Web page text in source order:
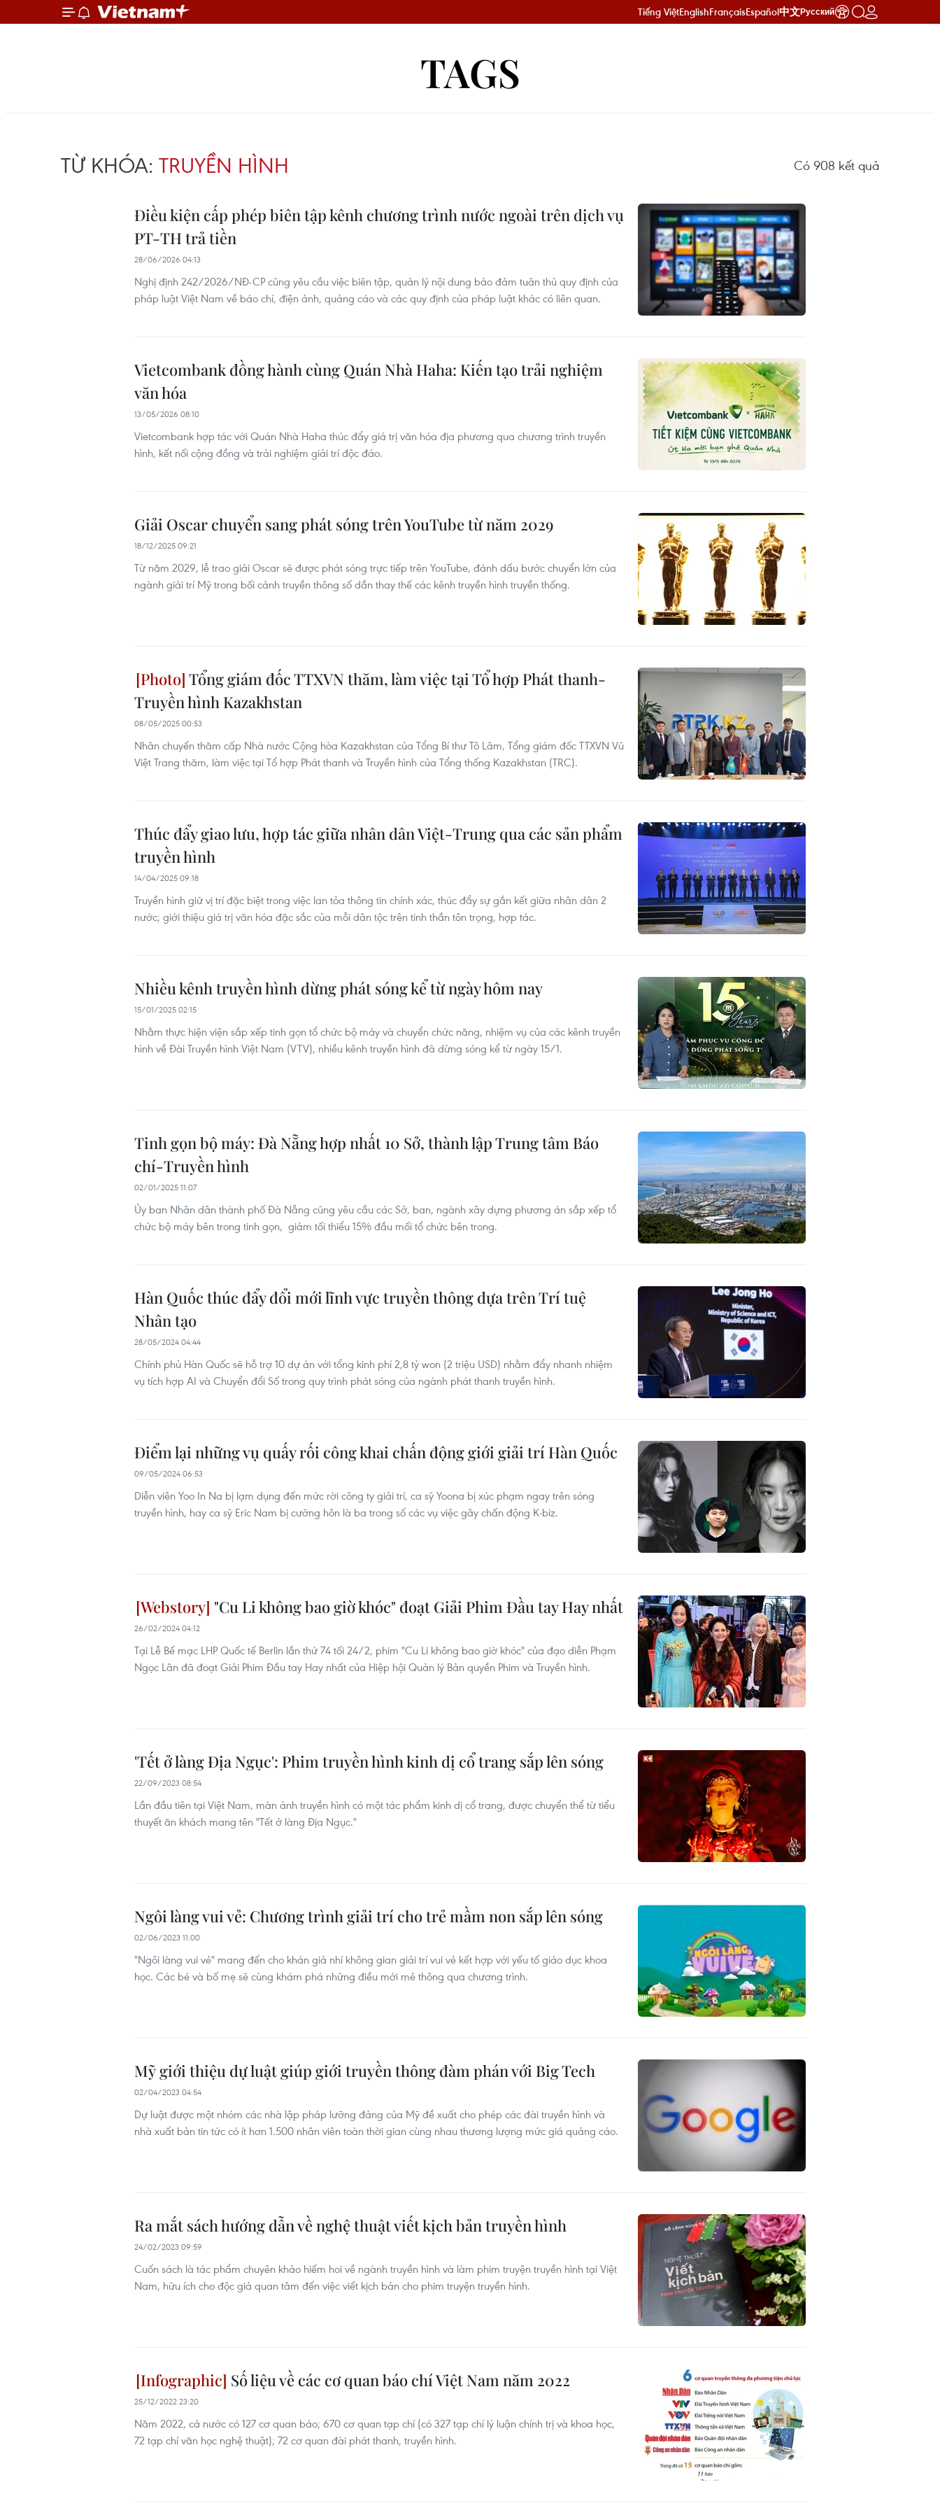
Tiếng ViệtEnglishFrançaisEspañol中文Русский
TAGS
TỪ KHÓA: TRUYỀN HÌNH Có 908 kết quả
Điều kiện cấp phép biên tập kênh chương trình nước ngoài trên dịch vụ
PT-TH trả tiền
28/06/2026 04:13
Nghị định 242/2026/NĐ-CP cũng yêu cầu việc biên tập, quản lý nội dung bảo đảm tuân thủ quy định của
pháp luật Việt Nam về báo chí, điện ảnh, quảng cáo và các quy định của pháp luật khác có liên quan.
Vietcombank đồng hành cùng Quán Nhà Haha: Kiến tạo trải nghiệm
văn hóa
13/05/2026 08:10
Vietcombank hợp tác với Quán Nhà Haha thúc đẩy giá trị văn hóa địa phương qua chương trình truyền
hình, kết nối cộng đồng và trải nghiệm giải trí độc đáo.
Giải Oscar chuyển sang phát sóng trên YouTube từ năm 2029
18/12/2025 09:21
Từ năm 2029, lễ trao giải Oscar sẽ được phát sóng trực tiếp trên YouTube, đánh dấu bước chuyển lớn của
ngành giải trí Mỹ trong bối cảnh truyền thông số dần thay thế các kênh truyền hình truyền thống.
Tổng giám đốc TTXVN thăm, làm việc tại Tổ hợp Phát thanh-
Truyền hình Kazakhstan
08/05/2025 00:53
Nhân chuyến thăm cấp Nhà nước Cộng hòa Kazakhstan của Tổng Bí thư Tô Lâm, Tổng giám đốc TTXVN Vũ
Việt Trang thăm, làm việc tại Tổ hợp Phát thanh và Truyền hình của Tổng thống Kazakhstan (TRC).
Thúc đẩy giao lưu, hợp tác giữa nhân dân Việt-Trung qua các sản phẩm
truyền hình
14/04/2025 09:18
Truyền hình giữ vị trí đặc biệt trong việc lan tỏa thông tin chính xác, thúc đẩy sự gắn kết giữa nhân dân 2
nước; giới thiệu giá trị văn hóa đặc sắc của mỗi dân tộc trên tinh thần tôn trọng, hợp tác.
Nhiều kênh truyền hình dừng phát sóng kể từ ngày hôm nay
15/01/2025 02:15
Nhằm thực hiện viện sắp xếp tinh gọn tổ chức bộ máy và chuyển chức năng, nhiệm vụ của các kênh truyền
hình về Đài Truyền hình Việt Nam (VTV), nhiều kênh truyền hình đã dừng sóng kể từ ngày 15/1.
Tinh gọn bộ máy: Đà Nẵng hợp nhất 10 Sở, thành lập Trung tâm Báo
chí-Truyền hình
02/01/2025 11:07
Ủy ban Nhân dân thành phố Đà Nẵng cũng yêu cầu các Sở, ban, ngành xây dựng phương án sắp xếp tổ
chức bộ máy bên trong tinh gọn, giảm tối thiểu 15% đầu mối tổ chức bên trong.
Hàn Quốc thúc đẩy đổi mới lĩnh vực truyền thông dựa trên Trí tuệ
Nhân tạo
28/05/2024 04:44
Chính phủ Hàn Quốc sẽ hỗ trợ 10 dự án với tổng kinh phí 2,8 tỷ won (2 triệu USD) nhằm đẩy nhanh nhiệm
vụ tích hợp AI và Chuyển đổi Số trong quy trình phát sóng của ngành phát thanh truyền hình.
Điểm lại những vụ quấy rối công khai chấn động giới giải trí Hàn Quốc
09/05/2024 06:53
Diễn viên Yoo In Na bị lạm dụng đến mức rời công ty giải trí, ca sỹ Yoona bị xúc phạm ngay trên sóng
truyền hình, hay ca sỹ Eric Nam bị cưỡng hôn là ba trong số các vụ việc gây chấn động K-biz.
"Cu Li không bao giờ khóc" đoạt Giải Phim Đầu tay Hay nhất
26/02/2024 04:12
Tại Lễ Bế mạc LHP Quốc tế Berlin lần thứ 74 tối 24/2, phim "Cu Li không bao giờ khóc" của đạo diễn Phạm
Ngọc Lân đã đoạt Giải Phim Đầu tay Hay nhất của Hiệp hội Quản lý Bản quyền Phim và Truyền hình.
'Tết ở làng Địa Ngục': Phim truyền hình kinh dị cổ trang sắp lên sóng
22/09/2023 08:54
Lần đầu tiên tại Việt Nam, màn ảnh truyền hình có một tác phẩm kinh dị cổ trang, được chuyển thể từ tiểu
thuyết ăn khách mang tên "Tết ở làng Địa Ngục."
Ngôi làng vui vẻ: Chương trình giải trí cho trẻ mầm non sắp lên sóng
02/06/2023 11:00
"Ngôi làng vui vẻ" mang đến cho khán giả nhí không gian giải trí vui vẻ kết hợp với yếu tố giáo dục khoa
học. Các bé và bố mẹ sẽ cùng khám phá những điều mới mẻ thông qua chương trình.
Mỹ giới thiệu dự luật giúp giới truyền thông đàm phán với Big Tech
02/04/2023 04:54
Dự luật được một nhóm các nhà lập pháp lưỡng đảng của Mỹ đề xuất cho phép các đài truyền hình và
nhà xuất bản tin tức có ít hơn 1.500 nhân viên toàn thời gian cùng nhau thương lượng mức giá quảng cáo.
Ra mắt sách hướng dẫn về nghệ thuật viết kịch bản truyền hình
24/02/2023 09:59
Cuốn sách là tác phẩm chuyên khảo hiếm hoi về ngành truyền hình và làm phim truyện truyền hình tại Việt
Nam, hữu ích cho độc giả quan tâm đến việc viết kịch bản cho phim truyện truyền hình.
Số liệu về các cơ quan báo chí Việt Nam năm 2022
25/12/2022 23:20
Năm 2022, cả nước có 127 cơ quan báo; 670 cơ quan tạp chí (có 327 tạp chí lý luận chính trị và khoa học,
72 tạp chí văn học nghệ thuật); 72 cơ quan đài phát thanh, truyền hình.